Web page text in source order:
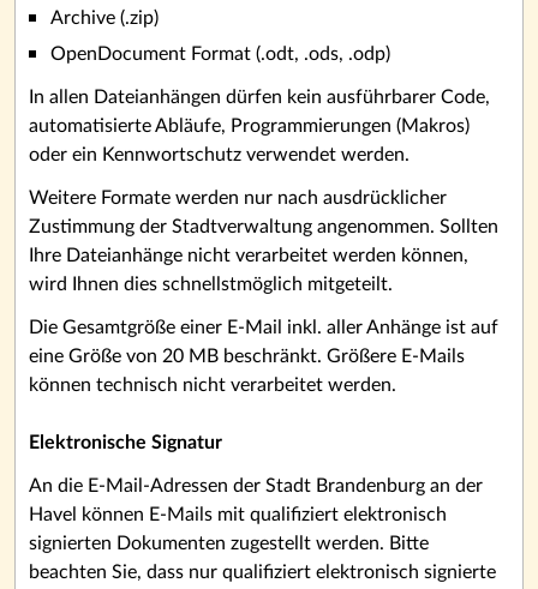
Archive (.zip)
OpenDocument Format (.odt, .ods, .odp)
In allen Dateianhängen dürfen kein ausführbarer Code,
automatisierte Abläufe, Programmierungen (Makros)
oder ein Kennwortschutz verwendet werden.
Weitere Formate werden nur nach ausdrücklicher
Zustimmung der Stadtverwaltung angenommen. Sollten
Ihre Dateianhänge nicht verarbeitet werden können,
wird Ihnen dies schnellstmöglich mitgeteilt.
Die Gesamtgröße einer E-Mail inkl. aller Anhänge ist auf
eine Größe von 20 MB beschränkt. Größere E-Mails
können technisch nicht verarbeitet werden.
Elektronische Signatur
An die E-Mail-Adressen der Stadt Brandenburg an der
Havel können E-Mails mit qualifiziert elektronisch
signierten Dokumenten zugestellt werden. Bitte
beachten Sie, dass nur qualifiziert elektronisch signierte